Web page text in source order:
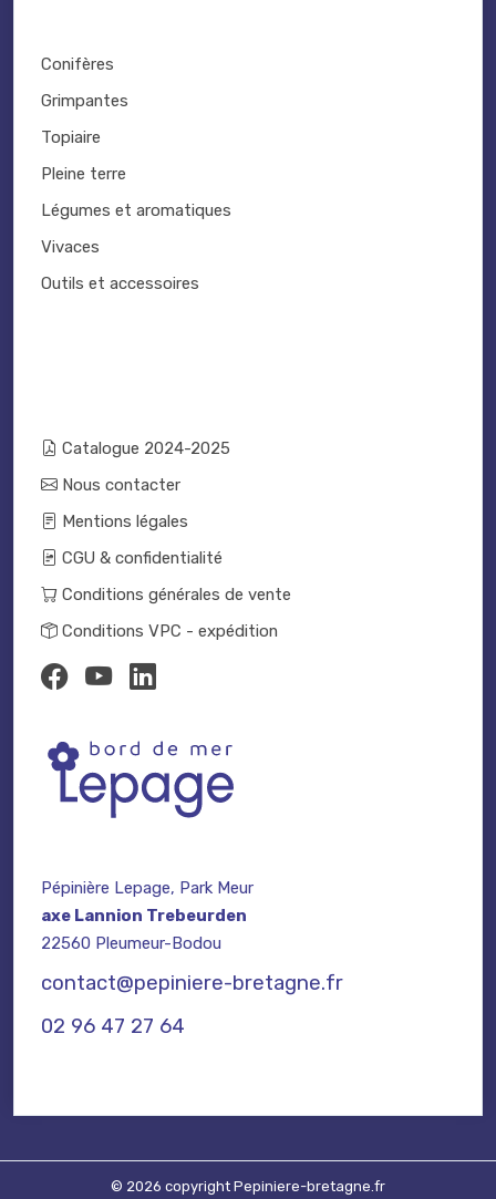
Conifères
Grimpantes
Topiaire
Pleine terre
Légumes et aromatiques
Vivaces
Outils et accessoires
Catalogue 2024-2025
Nous contacter
Mentions légales
CGU & confidentialité
Conditions générales de vente
Conditions VPC - expédition
Pépinière Lepage, Park Meur
axe Lannion Trebeurden
22560 Pleumeur-Bodou
contact@pepiniere-bretagne.fr
02 96 47 27 64
© 2026 copyright Pepiniere-bretagne.fr